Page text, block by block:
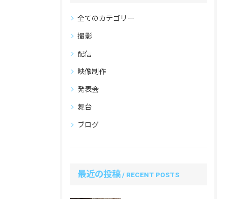
全てのカテゴリー
撮影
配信
映像制作
発表会
舞台
ブログ
最近の投稿 RECENT POSTS